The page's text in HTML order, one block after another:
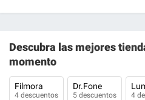
Descubra las mejores
momento
Filmora
4 descuentos
Dr.Fone
5 descuentos 4